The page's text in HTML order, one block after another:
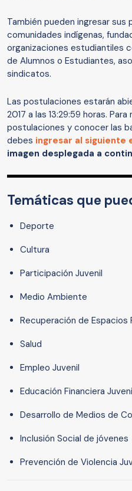
También pueden ingresar
comunidades indígenas,
organizaciones estudiantiles
de Alumnos o Estudiantes,
sindicatos.
Las postulaciones estarán
2017 a las 13:29:59 horas.
postulaciones y conocer las
debes ingresar al siguiente
imagen desplegada a
Temáticas que
Deporte
Cultura
Participación Juvenil
Medio Ambiente
Recuperación de Espacios
Salud
Empleo Juvenil
Educación Financiera
Desarrollo de Medios de
Inclusión Social de jóvenes
Prevención de Violencia